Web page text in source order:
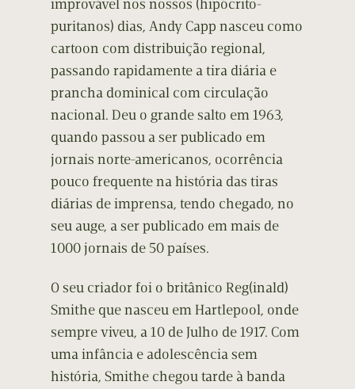
improvável nos nossos (hipócrito-
puritanos) dias, Andy Capp nasceu como
cartoon com distribuição regional,
passando rapidamente a tira diária e
prancha dominical com circulação
nacional. Deu o grande salto em 1963,
quando passou a ser publicado em
jornais norte-americanos, ocorrência
pouco frequente na história das tiras
diárias de imprensa, tendo chegado, no
seu auge, a ser publicado em mais de
1000 jornais de 50 países.
O seu criador foi o britânico Reg(inald)
Smithe que nasceu em Hartlepool, onde
sempre viveu, a 10 de Julho de 1917. Com
uma infância e adolescência sem
história, Smithe chegou tarde à banda